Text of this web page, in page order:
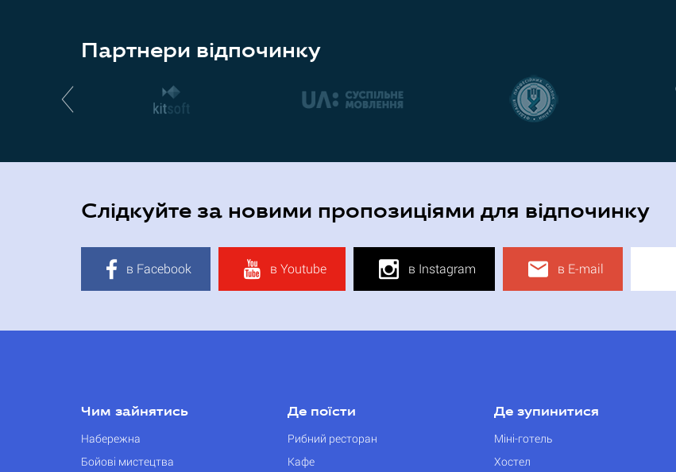
Партнери відпочинку
Слідкуйте за новими пропозиціями для відпочинку
в Facebook в Youtube в Instagram в E-mail
Чим зайнятись
Набережна
Бойові мистецтва
Де поїсти
Рибний ресторан
Кафе
Де зупинитися
Міні-готель
Хостел